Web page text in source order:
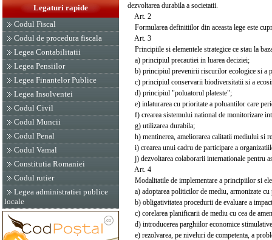
Legaturi rapide
Codul Fiscal
Codul de procedura fiscala
Legea Contabilitatii
Legea Pensiilor
Legea Finantelor Publice
Legea Insolventei
Codul Civil
Codul Muncii
Codul Penal
Codul Vamal
Constitutia Romaniei
Codul rutier
Legea administratiei publice
locale
dezvoltarea durabila a societatii.
Art. 2
Formularea definitiilor din aceasta lege este
Art. 3
Principiile si elementele strategice ce stau la
a) principiul precautiei in luarea deciziei;
b) principiul prevenirii riscurilor ecologice si a
c) principiul conservarii biodiversitatii si a
d) principiul "poluatorul plateste";
e) inlaturarea cu prioritate a poluantilor care
f) crearea sistemului national de monitorizare
g) utilizarea durabila;
h) mentinerea, ameliorarea calitatii mediului si
i) crearea unui cadru de participare a
j) dezvoltarea colaborarii internationale pentru
Art. 4
Modalitatile de implementare a principiilor si
a) adoptarea politicilor de mediu, armonizate cu
b) obligativitatea procedurii de evaluare a
c) corelarea planificarii de mediu cu cea de
d) introducerea parghiilor economice
e) rezolvarea, pe niveluri de competenta, a